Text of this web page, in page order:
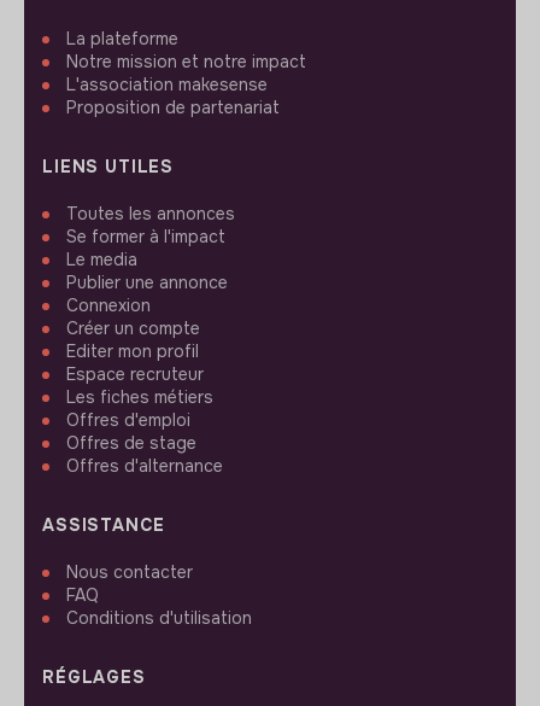
La plateforme
Notre mission et notre impact
L'association makesense
Proposition de partenariat
LIENS UTILES
Toutes les annonces
Se former à l'impact
Le media
Publier une annonce
Connexion
Créer un compte
Editer mon profil
Espace recruteur
Les fiches métiers
Offres d'emploi
Offres de stage
Offres d'alternance
ASSISTANCE
Nous contacter
FAQ
Conditions d'utilisation
RÉGLAGES